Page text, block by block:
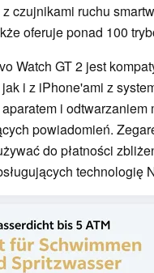
z czujnikami ruchu
oferuje ponad 100
Watch GT 2 jest
i z iPhone'ami z
i
powiadomień.
do płatności
technologię